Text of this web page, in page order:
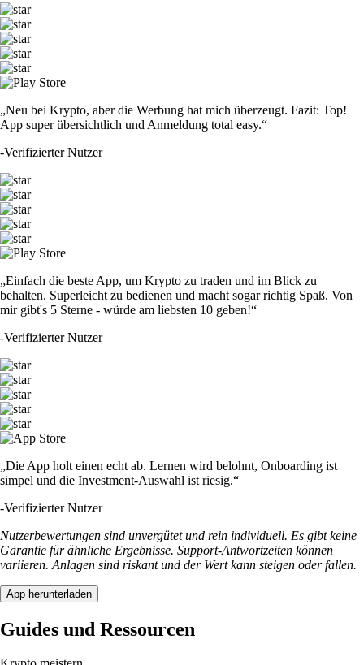
„Neu bei Krypto, aber die Werbung hat mich überzeugt. Fazit: Top!
App super übersichtlich und Anmeldung total easy.“
-Verifizierter Nutzer
„Einfach die beste App, um Krypto zu traden und im Blick zu
behalten. Superleicht zu bedienen und macht sogar richtig Spaß. Von
mir gibt's 5 Sterne - würde am liebsten 10 geben!“
-Verifizierter Nutzer
„Die App holt einen echt ab. Lernen wird belohnt, Onboarding ist
simpel und die Investment-Auswahl ist riesig.“
-Verifizierter Nutzer
Nutzerbewertungen sind unvergütet und rein individuell. Es gibt keine
Garantie für ähnliche Ergebnisse. Support-Antwortzeiten können
variieren. Anlagen sind riskant und der Wert kann steigen oder fallen.
App herunterladen
Guides und Ressourcen